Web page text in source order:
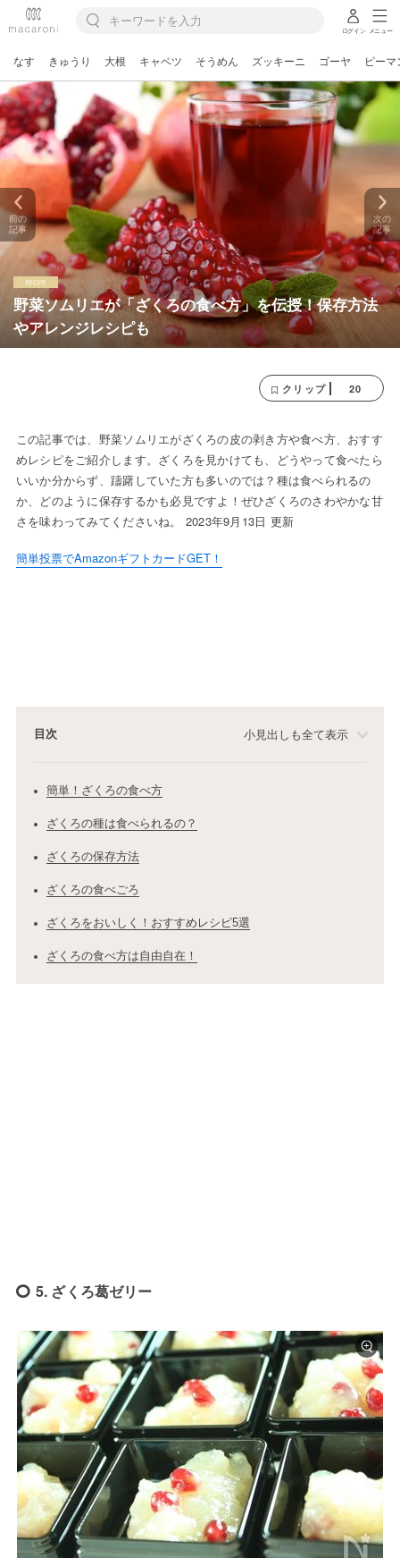
ログイン メニュー
なす きゅうり 大根 キャベツ そうめん ズッキーニ ゴーヤ ピーマ
野菜ソムリエが「ざくろの食べ方」を伝授！保存方法
やアレンジレシピも
前の
記事
次の
記事
クリップ 20
この記事では、野菜ソムリエがざくろの皮の剥き方や食べ方、おすす
めレシピをご紹介します。ざくろを見かけても、どうやって食べたら
いいか分からず、躊躇していた方も多いのでは？種は食べられるの
か、どのように保存するかも必見ですよ！ぜひざくろのさわやかな甘
さを味わってみてくださいね。 2023年9月13日 更新
簡単投票でAmazonギフトカードGET！
目次 小見出しも全て表示
簡単！ざくろの食べ方
ざくろの種は食べられるの？
ざくろの保存方法
ざくろの食べごろ
ざくろをおいしく！おすすめレシピ5選
ざくろの食べ方は自由自在！
5. ざくろ葛ゼリー